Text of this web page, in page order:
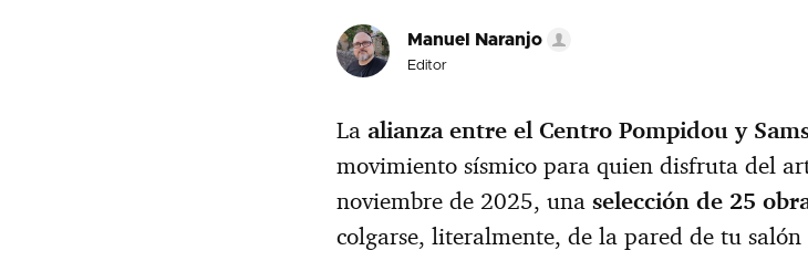
Manuel Naranjo
Editor
La alianza entre el Centro Pompidou y
movimiento sísmico para quien disfruta del
noviembre de 2025, una selección de 25
colgarse, literalmente, de la pared de tu salón